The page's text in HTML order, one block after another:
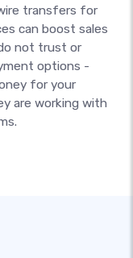
transfers for
can boost sales
not trust or
options -
for your
are working with